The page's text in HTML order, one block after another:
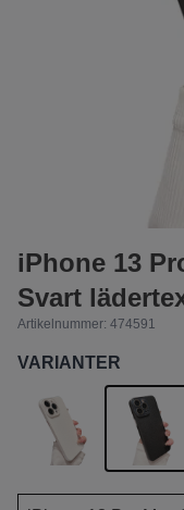
iPhone 13
Svart
Artikelnummer: 474591
VARIANTER